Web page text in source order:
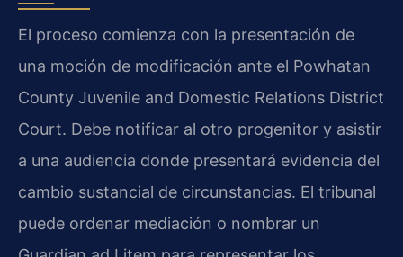
El proceso comienza con la presentación de
una moción de modificación ante el Powhatan
County Juvenile and Domestic Relations District
Court. Debe notificar al otro progenitor y asistir
a una audiencia donde presentará evidencia del
cambio sustancial de circunstancias. El tribunal
puede ordenar mediación o nombrar un